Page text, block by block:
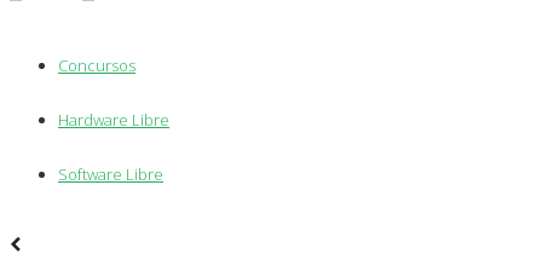
Concursos
Hardware Libre
Software Libre